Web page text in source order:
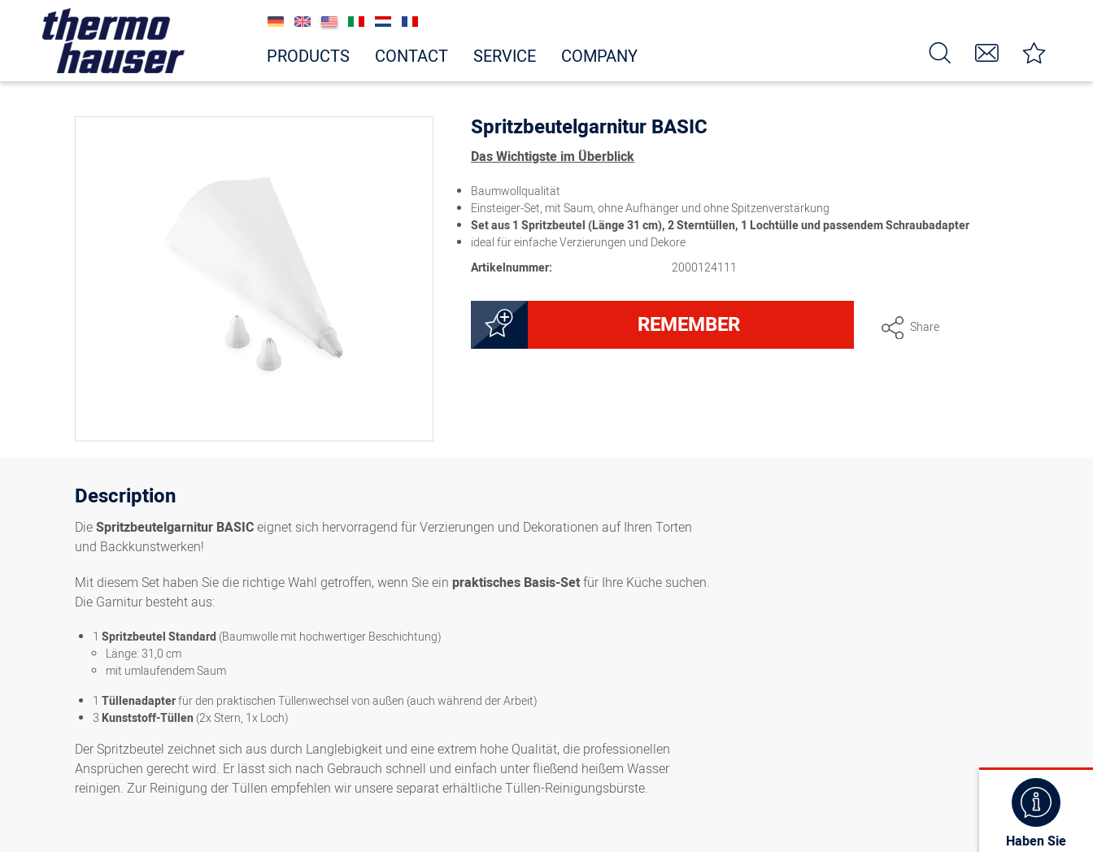
PRODUCTS CONTACT SERVICE COMPANY
Spritzbeutelgarnitur BASIC
Das Wichtigste im Überblick
Baumwollqualität
Einsteiger-Set, mit Saum, ohne Aufhänger und ohne Spitzenverstärkung
Set aus 1 Spritzbeutel (Länge 31 cm), 2 Sterntüllen, 1 Lochtülle und passendem Schraubadapter
ideal für einfache Verzierungen und Dekore
Artikelnummer:
2000124111
REMEMBER Share
Description
DieSpritzbeutelgarnitur BASICeignet sich hervorragend für Verzierungen und Dekorationen auf Ihren Torten
und Backkunstwerken!
Mit diesem Set haben Sie die richtige Wahl getroffen, wenn Sie ein praktisches Basis-Setfür Ihre Küche suchen.
Die Garnitur besteht aus:
1 Spritzbeutel Standard (Baumwolle mit hochwertiger Beschichtung)
Länge: 31,0 cm
mit umlaufendem Saum
1 Tüllenadapterfür den praktischen Tüllenwechsel von außen (auch während der Arbeit)
3 Kunststoff-Tüllen(2x Stern, 1x Loch)
Der Spritzbeutel zeichnet sich aus durch Langlebigkeit und eine extrem hohe Qualität, die professionellen
Ansprüchen gerecht wird. Er lässt sich nach Gebrauch schnell und einfach unter fließend heißem Wasser
reinigen. Zur Reinigung der Tüllen empfehlen wir unsere separat erhältliche Tüllen-Reinigungsbürste.
Haben Sie